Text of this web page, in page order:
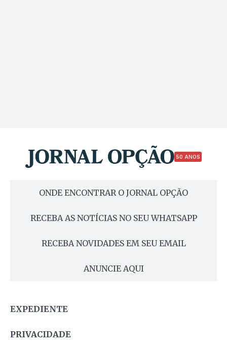
50 ANOS
ONDE ENCONTRAR O JORNAL OPÇÃO
RECEBA AS NOTÍCIAS NO SEU WHATSAPP
RECEBA NOVIDADES EM SEU EMAIL
ANUNCIE AQUI
EXPEDIENTE
PRIVACIDADE